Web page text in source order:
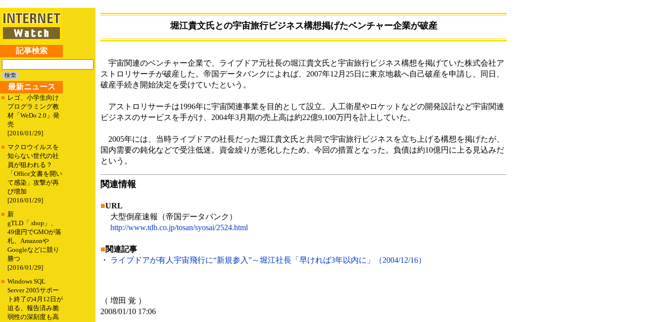
記事検索
最新ニュース
■ レゴ、小学生向け
プログラミング教
材「WeDo 2.0」発
売
[2016/01/29]
■ マクロウイルスを
知らない世代の社
員が狙われる？
「Office文書を開い
て感染」攻撃が再
び増加
[2016/01/29]
■ 新
gTLD「.shop」、
49億円でGMOが落
札、Amazonや
Googleなどに競り
勝つ
[2016/01/29]
■ Windows SQL
Server 2005サポー
ト終了の4月12日が
迫る、報告済み脆
弱性の深刻度も高
堀江貴文氏との宇宙旅行ビジネス構想掲げたベンチャー企業が破産
宇宙関連のベンチャー企業で、ライブドア元社長の堀江貴文氏と宇宙旅行ビジネス構想を掲げていた株式会社ア
ストロリサーチが破産した。帝国データバンクによれば、2007年12月25日に東京地裁へ自己破産を申請し、同日、
破産手続き開始決定を受けていたという。
アストロリサーチは1996年に宇宙関連事業を目的として設立。人工衛星やロケットなどの開発設計など宇宙関連
ビジネスのサービスを手がけ、2004年3月期の売上高は約22億9,100万円を計上していた。
2005年には、当時ライブドアの社長だった堀江貴文氏と共同で宇宙旅行ビジネスを立ち上げる構想を掲げたが、
国内需要の鈍化などで受注低迷。資金繰りが悪化したため、今回の措置となった。負債は約10億円に上る見込みだ
という。
関連情報
■URL
大型倒産速報（帝国データバンク）
http://www.tdb.co.jp/tosan/syosai/2524.html
■関連記事
・ ライブドアが有人宇宙飛行に“新規参入”～堀江社長「早ければ3年以内に」（2004/12/16）
（ 増田 覚 ）
2008/01/10 17:06